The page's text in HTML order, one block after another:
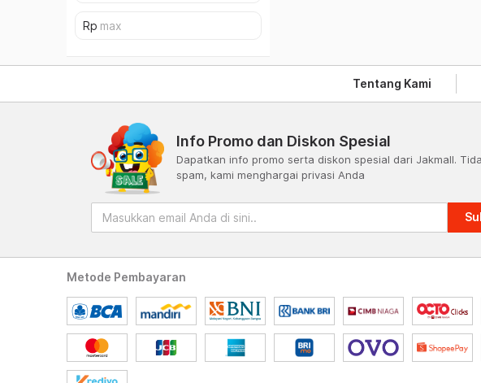
Tentang Kami
Info Promo dan Diskon Spesial
Dapatkan info promo serta diskon spesial dari Jakmall.
spam, kami menghargai privasi Anda
Metode Pembayaran